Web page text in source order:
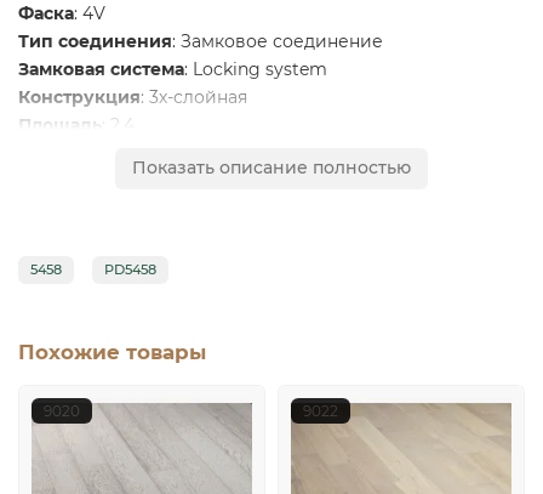
Фаска: 4V
Тип соединения: Замковое соединение
Замковая система: Locking system
Конструкция: 3х-слойная
Площадь
: 2.4
: (400-1200)х125х12 мм
Твердость по Бринеллю
Толщина: 12 мм
Итальянская коллекция Galathea
: Элегантность и
стиль под ногами
Показать описание полностью
5458 PD5458
Похожие товары
9020 9022